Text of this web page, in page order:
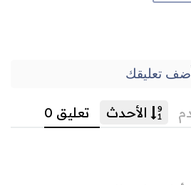
أضف تعليقك